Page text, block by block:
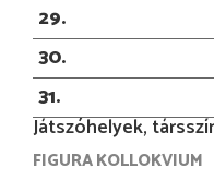
29
30
31
Játszóhelyek,
FIGURA KOLLOKVIUM